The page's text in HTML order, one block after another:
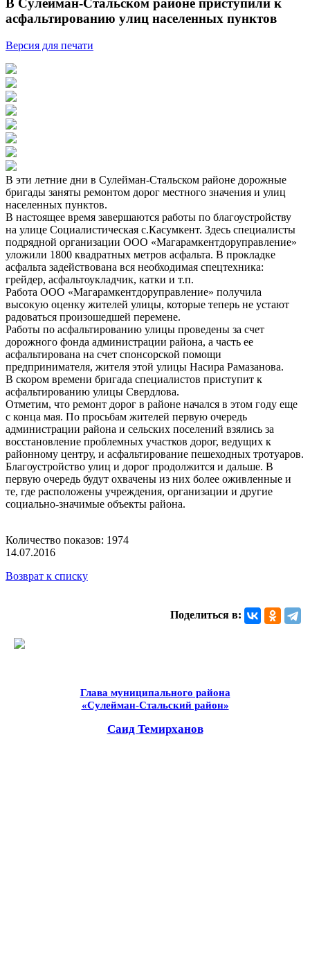
В Сулейман-Стальском районе приступили к
асфальтированию улиц населенных пунктов
Версия для печати
В эти летние дни в Сулейман-Стальском районе дорожные
бригады заняты ремонтом дорог местного значения и улиц
населенных пунктов.
В настоящее время завершаются работы по благоустройству
на улице Социалистическая с.Касумкент. Здесь специалисты
подрядной организации ООО «Магарамкентдоруправление»
уложили 1800 квадратных метров асфальта. В прокладке
асфальта задействована вся необходимая спецтехника:
грейдер, асфальтоукладчик, катки и т.п.
Работа ООО «Магарамкентдоруправление» получила
высокую оценку жителей улицы, которые теперь не устают
радоваться произошедшей перемене.
Работы по асфальтированию улицы проведены за счет
дорожного фонда администрации района, а часть ее
асфальтирована на счет спонсорской помощи
предпринимателя, жителя этой улицы Насира Рамазанова.
В скором времени бригада специалистов приступит к
асфальтированию улицы Свердлова.
Отметим, что ремонт дорог в районе начался в этом году еще
с конца мая. По просьбам жителей первую очередь
администрации района и сельских поселений взялись за
восстановление проблемных участков дорог, ведущих к
районному центру, и асфальтирование пешеходных тротуаров.
Благоустройство улиц и дорог продолжится и дальше. В
первую очередь будут охвачены из них более оживленные и
те, где расположены учреждения, организации и другие
социально-значимые объекты района.
Количество показов: 1974
14.07.2016
Возврат к списку
Поделиться в:
Глава муниципального района
«Сулейман-Стальский район»
Саид Темирханов